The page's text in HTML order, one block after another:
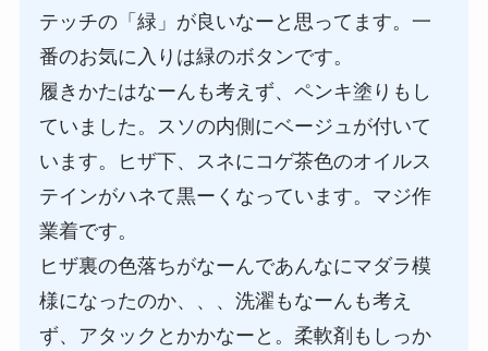
テッチの「緑」が良いなーと思ってます。一
番のお気に入りは緑のボタンです。
履きかたはなーんも考えず、ペンキ塗りもし
ていました。スソの内側にベージュが付いて
います。ヒザ下、スネにコゲ茶色のオイルス
テインがハネて黒ーくなっています。マジ作
業着です。
ヒザ裏の色落ちがなーんであんなにマダラ模
様になったのか、、、洗濯もなーんも考え
ず、アタックとかかなーと。柔軟剤もしっか